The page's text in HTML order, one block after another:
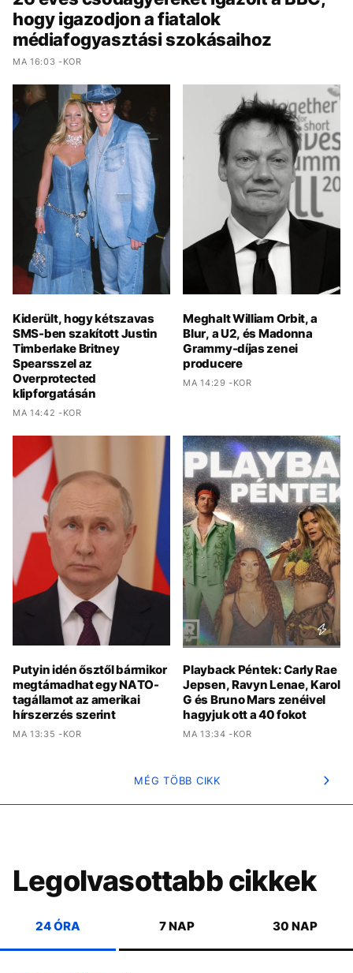
hogy igazodjon a fiatalok
médiafogyasztási szokásaihoz
MA 16:03 -KOR
Kiderült, hogy kétszavas
SMS-ben szakított Justin
Timberlake Britney
Spearsszel az
Overprotected
klipforgatásán
MA 14:42 -KOR
Meghalt William Orbit, a
Blur, a U2, és Madonna
Grammy-díjas zenei
producere
MA 14:29 -KOR
Putyin idén ősztől bármikor
megtámadhat egy NATO-
tagállamot az amerikai
hírszerzés szerint
MA 13:35 -KOR
Playback Péntek: Carly Rae
Jepsen, Ravyn Lenae, Karol
G és Bruno Mars zenéivel
hagyjuk ott a 40 fokot
MA 13:34 -KOR
MÉG TÖBB CIKK
Legolvasottabb cikkek
24 ÓRA 7 NAP 30 NAP